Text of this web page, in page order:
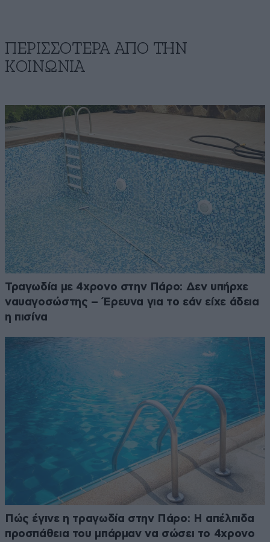
ΠΕΡΙΣΣΟΤΕΡΑ ΑΠΟ ΤΗΝ
ΚΟΙΝΩΝΙΑ
Τραγωδία με 4χρονο στην Πάρο: Δεν υπήρχε
ναυαγοσώστης – Έρευνα για το εάν είχε άδεια
η πισίνα
Πώς έγινε η τραγωδία στην Πάρο: Η απέλπιδα
προσπάθεια του μπάρμαν να σώσει το 4χρονο